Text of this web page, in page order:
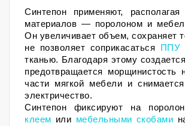
Синтепон применяют,
материалов — поролоном и
Он увеличивает объем, сохраняет
не позволяет соприкасаться
ППУ
тканью. Благодаря этому
предотвращается морщинистость
части мягкой мебели и снимается
электричество.
Синтепон фиксируют на
клеем или мебельными скобами